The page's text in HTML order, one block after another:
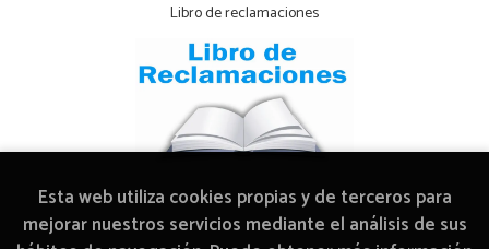
Libro de reclamaciones
Esta web utiliza cookies propias y de terceros para
mejorar nuestros servicios mediante el análisis de sus